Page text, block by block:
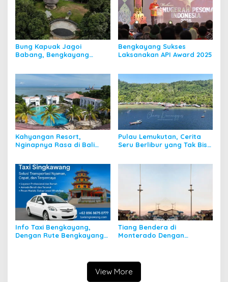
Bung Kapuak Jagoi
Babang, Bengkayang
Bengkayang Sukses
Laksanakan API Award 2025
Kahyangan Resort,
Nginapnya Rasa di Bali
Pulau Lemukutan, Cerita
Seru Berlibur yang Tak Bisa
Info Taxi Bengkayang,
Dengan Rute Bengkayang
Tiang Bendera di
Monterado Dengan
View More